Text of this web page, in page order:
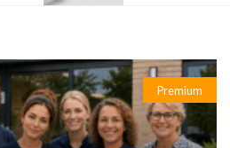
Premium